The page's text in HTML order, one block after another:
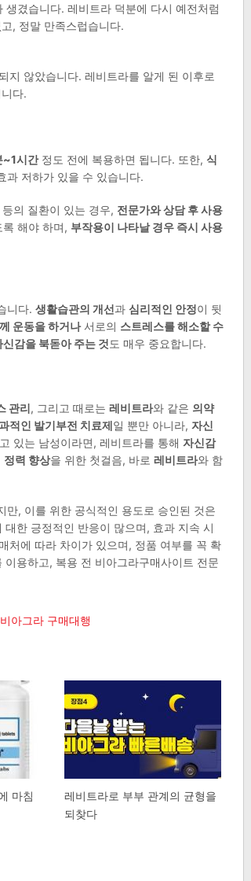
겼습니다. 레비트라 덕분에 다시 예전처럼
, 정말 만족스럽습니다.
지 않았습니다. 레비트라를 알게 된 이후로
다.
시간정도 전에 복용하면 됩니다. 또한, 식
과 저하가 있을 수 있습니다.
의 질환이 있는 경우, 전문가와 상담 후 사용
해야 하며, 부작용이 나타날 경우 즉시 사용
니다. 생활습관의 개선과 심리적인 안정이 뒷
운동을 하거나서로의 스트레스를 해소할 수
신감을 북돋아 주는 것도 매우 중요합니다.
관리, 그리고 때로는 레비트라와 같은 의약
적인 발기부전 치료제일 뿐만 아니라, 자신
있는 남성이라면, 레비트라를 통해 자신감
정력 향상을 위한 첫걸음, 바로 레비트라와 함
, 이를 위한 공식적인 용도로 승인된 것은
한 긍정적인 반응이 많으며, 효과 지속 시
처에 따라 차이가 있으며, 정품 여부를 꼭 확
용하고, 복용 전 비아그라구매사이트 전문
아그라 구매대행
마침
레비트라로 부부 관계의 균형을
되찾다